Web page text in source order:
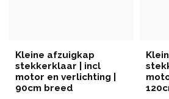
Kleine afzuigkap
stekkerklaar | incl
motor en verlichting |
90cm breed